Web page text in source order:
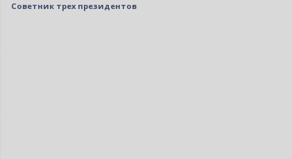
Советник трех президентов